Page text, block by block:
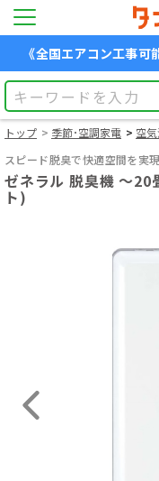
《全国エアコン工事可
トップ 季節･空調家電
空
スピード脱臭で快適空間を実現
ゼネラル 脱臭機 ～20
ト)